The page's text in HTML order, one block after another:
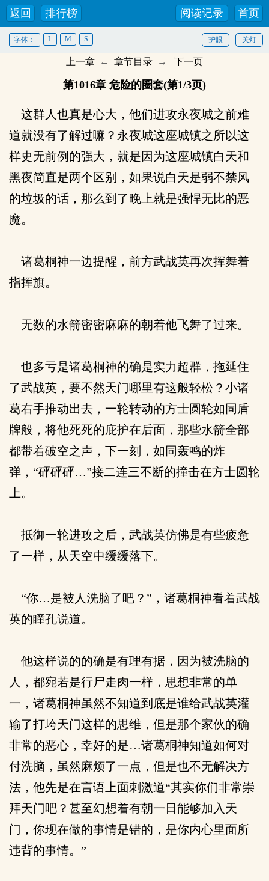
返回 排行榜 首页
阅读记录
关灯
护眼
字体： L M S
上一章 ← 章节目录 → 下一页
第1016章 危险的圈套(第1/3页)
这群人也真是心大，他们进攻永夜城之前难
道就没有了解过嘛？永夜城这座城镇之所以这
样史无前例的强大，就是因为这座城镇白天和
黑夜简直是两个区别，如果说白天是弱不禁风
的垃圾的话，那么到了晚上就是强悍无比的恶
魔。
诸葛桐神一边提醒，前方武战英再次挥舞着
指挥旗。
无数的水箭密密麻麻的朝着他飞舞了过来。
也多亏是诸葛桐神的确是实力超群，拖延住
了武战英，要不然天门哪里有这般轻松？小诸
葛右手推动出去，一轮转动的方士圆轮如同盾
牌般，将他死死的庇护在后面，那些水箭全部
都带着破空之声，下一刻，如同轰鸣的炸
弹，“砰砰砰…”接二连三不断的撞击在方士圆轮
上。
抵御一轮进攻之后，武战英仿佛是有些疲惫
了一样，从天空中缓缓落下。
“你…是被人洗脑了吧？”，诸葛桐神看着武战
英的瞳孔说道。
他这样说的的确是有理有据，因为被洗脑的
人，都宛若是行尸走肉一样，思想非常的单
一，诸葛桐神虽然不知道到底是谁给武战英灌
输了打垮天门这样的思维，但是那个家伙的确
非常的恶心，幸好的是…诸葛桐神知道如何对
付洗脑，虽然麻烦了一点，但是也不无解决方
法，他先是在言语上面刺激道“其实你们非常崇
拜天门吧？甚至幻想着有朝一日能够加入天
门，你现在做的事情是错的，是你内心里面所
违背的事情。”